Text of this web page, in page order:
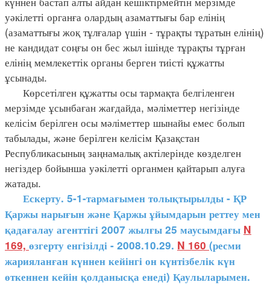
уәкілетті органға олардың азаматтығы бар елінің
(азаматтығы жоқ тұлғалар үшін - тұрақты тұратын елінің)
не кандидат соңғы он бес жыл ішінде тұрақты тұрған
елінің мемлекеттік органы берген тиісті құжатты
ұсынады.
Көрсетілген құжатты осы тармақта белгіленген
мерзімде ұсынбаған жағдайда, мәліметтер негізінде
келісім берілген осы мәліметтер шынайы емес болып
табылады, және берілген келісім Қазақстан
Республикасының заңнамалық актілерінде көзделген
негіздер бойынша уәкілетті органмен қайтарып алуға
жатады.
Ескерту. 5-1-тармағымен толықтырылды - ҚР
Қаржы нарығын және Қаржы ұйымдарын реттеу мен
қадағалау агенттігі 2007 жылғы 25 маусымдағы N
169, өзгерту енгізілді - 2008.10.29. N 160 (ресми
жарияланған күннен кейінгі он күнтізбелік күн
өткеннен кейін қолданысқа енеді) Қаулыларымен.